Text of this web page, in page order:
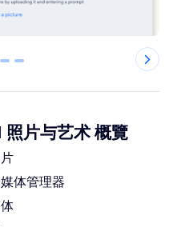
2 3
片与艺术 概覽
体管理器